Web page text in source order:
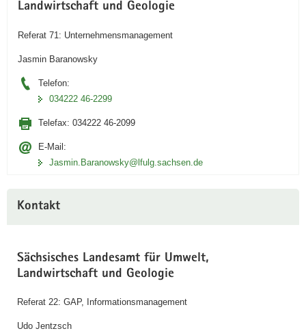
Landwirtschaft und Geologie
Referat 71: Unternehmensmanagement
Jasmin Baranowsky
Telefon:
034222 46-2299
Telefax: 034222 46-2099
E-Mail:
Jasmin.Baranowsky@lfulg.sachsen.de
Kontakt
Sächsisches Landesamt für Umwelt,
Landwirtschaft und Geologie
Referat 22: GAP, Informationsmanagement
Udo Jentzsch